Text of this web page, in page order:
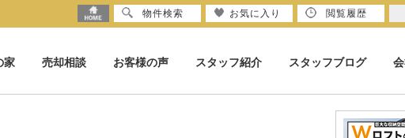
家 売却相談 お客様の声 スタッフ紹介 スタッフブログ
物件検索 お気に入り 閲覧履歴